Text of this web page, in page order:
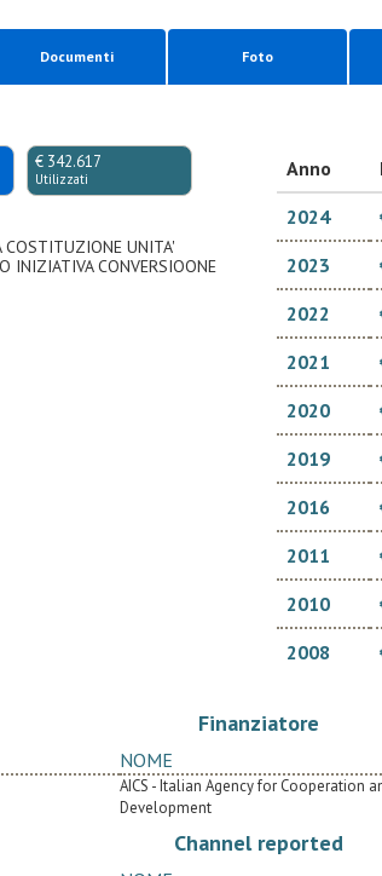
Documenti Foto
€ 342.617
Utilizzati
COSTITUZIONE UNITA'
INIZIATIVA CONVERSIOONE
Anno
2024
2023
2022
2021
2020
2019
2016
2011
2010
2008
Finanziatore
NOME
AICS - Italian Agency for Cooperation
Development
Channel reported